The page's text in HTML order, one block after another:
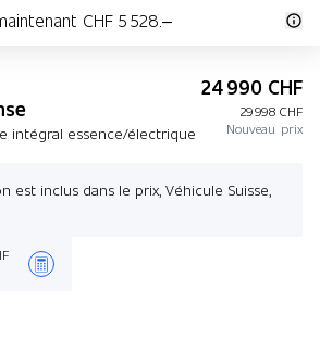
CHF 5 528.–
intégral essence/électrique
24 990 CHF
29 998 CHF
Nouveau prix
est inclus dans le prix, Véhicule Suisse,